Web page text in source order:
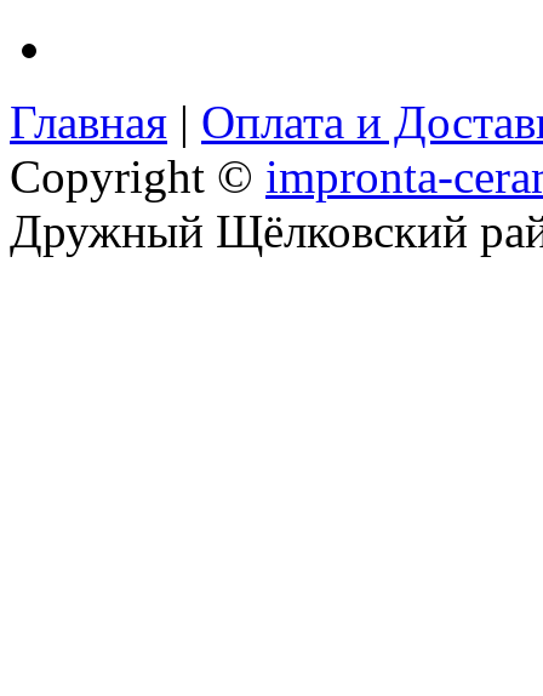
Главная | Оплата и
Copyright © impronta-
Дружный Щёлковский